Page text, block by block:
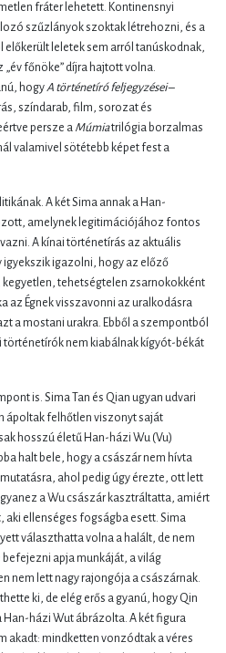
fráter lehetett. Kontinensnyi
szűzlányok szoktak létrehozni, és a
leletek sem arról tanúskodnak,
„év főnöke” díjra hajtott volna.
hogyA történetíró feljegyzései–
színdarab, film, sorozat és
persze a Múmiatrilógia borzalmas
valamivel sötétebb képet fest a
A két Sima annak a Han-
amelynek legitimációjához fontos
A kínai történetírás az aktuális
igazolni, hogy az előző
tehetségtelen zsarnokokként
az Égnek visszavonni az uralkodásra
a mostani urakra. Ebből a szempontból
történetírók nem kiabálnak kígyót-békát
is. Sima Tan és Qian ugyan udvari
ápoltak felhőtlen viszonyt saját
hosszú életű Han-házi Wu (Vu)
halt bele, hogy a császár nem hívta
ahol pedig úgy érezte, ott lett
a Wu császár kasztráltatta, amiért
aki ellenséges fogságba esett. Sima
választhatta volna a halált, de nem
apja munkáját, a világ
nem lett nagy rajongója a császárnak.
ki, de elég erős a gyanú, hogy Qin
házi Wut ábrázolta. A két figura
akadt: mindketten vonzódtak a véres